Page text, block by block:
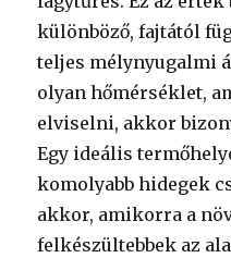
különböző, fajtától
teljes mélynyugalmi
olyan hőmérséklet,
elviselni, akkor
Egy ideális
komolyabb hidegek
akkor, amikorra a
felkészültebbek az